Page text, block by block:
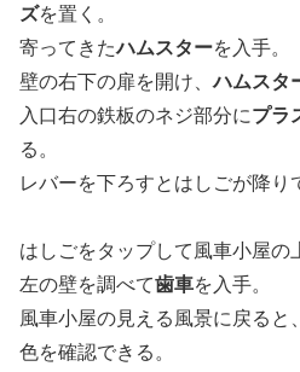
ズを置く。
寄ってきたハムスターを入手。
壁の右下の扉を開け、ハムスタ
入口右の鉄板のネジ部分にプラ
る。
レバーを下ろすとはしごが降り
はしごをタップして風車小屋の
左の壁を調べて歯車を入手。
風車小屋の見える風景に戻ると
色を確認できる。